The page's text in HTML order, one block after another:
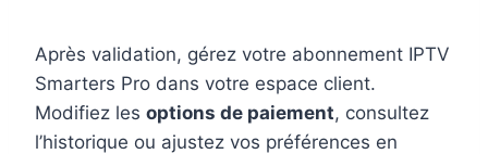
Après validation, gérez votre abonnement IPTV
Smarters Pro dans votre espace client.
Modifiez les options de paiement, consultez
l’historique ou ajustez vos préférences en